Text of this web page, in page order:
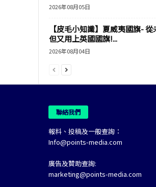
2026年08月05日
【皮毛小知識】夏威夷國旗-
但又用上英國國旗!...
2026年08月04日
聯絡我們
報料、投稿及一般查詢：
Info@points-media.com
廣告及贊助查詢:
marketing@points-media.com